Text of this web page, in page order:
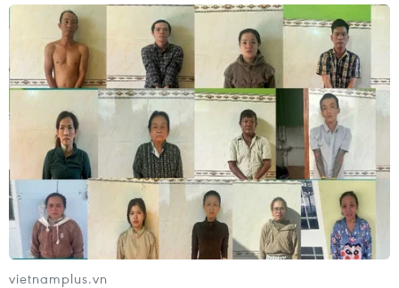
08/08/2026 07:54
Italy bác tối hậu thư của Tây Ban Nha
về kiểm soát biên giới
08/08/2026 07:27
EU triển khai mạng vệ tinh riêng,
củng cố chủ quyền số
08/08/2026 04:15
vietnamplus.vn